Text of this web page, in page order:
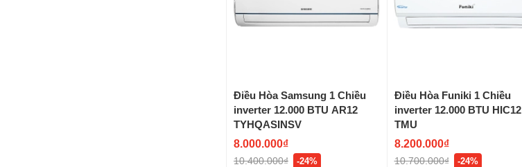
Điều Hòa Samsung 1 Chiều
inverter 12.000 BTU AR12
TYHQASINSV
8.000.000₫
10.400.000₫ -24%
Điều Hòa Funiki 1 Chiều
inverter 12.000 BTU HIC12
TMU
8.200.000₫
10.700.000₫ -24%